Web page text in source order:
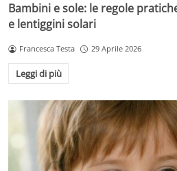
Bambini e sole: le regole
e lentiggini solari
Francesca Testa 29 Aprile 2026
Leggi di più